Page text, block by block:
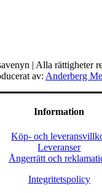
| Alla rättigheter
av: Anderberg
Information
Köp- och
Leveranser
Ångerrätt och
Integritetspolicy